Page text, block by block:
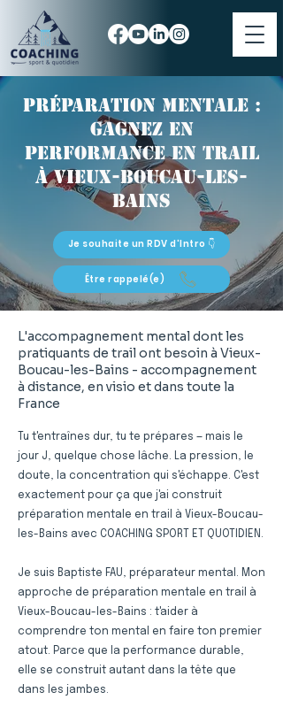
Préparation mentale :
gagnez en
performance en trail
à Vieux-Boucau-les-
Bains
Je souhaite un RDV d'Intro 👇
Être rappelé(e)
L'accompagnement mental dont les
pratiquants de trail ont besoin à Vieux-
Boucau-les-Bains - accompagnement
à distance, en visio et dans toute la
France
Tu t'entraînes dur, tu te prépares — mais le
jour J, quelque chose lâche. La pression, le
doute, la concentration qui s'échappe. C'est
exactement pour ça que j'ai construit
préparation mentale en trail à Vieux-Boucau-
les-Bains avec COACHING SPORT ET QUOTIDIEN.
Je suis Baptiste FAU, préparateur mental. Mon
approche de préparation mentale en trail à
Vieux-Boucau-les-Bains : t'aider à
comprendre ton mental en faire ton premier
atout. Parce que la performance durable,
elle se construit autant dans la tête que
dans les jambes.